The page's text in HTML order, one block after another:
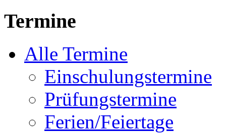
Termine
Alle Termine
Einschulungstermine
Prüfungstermine
Ferien/Feiertage